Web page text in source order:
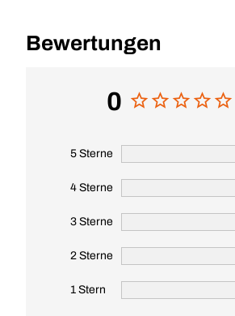
Bewertungen
0
5 Sterne
4 Sterne
3 Sterne
2 Sterne
1 Stern